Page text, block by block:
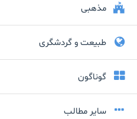
مذهبی
طبیعت و گردشگری
گوناگون
سایر مطالب